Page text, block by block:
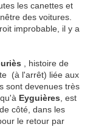
les canettes et
des voitures.
improbable, il y a
, histoire de
(à l'arrêt) liée aux
sont devenues très
Eyguières , est
côté, dans les
le retour par